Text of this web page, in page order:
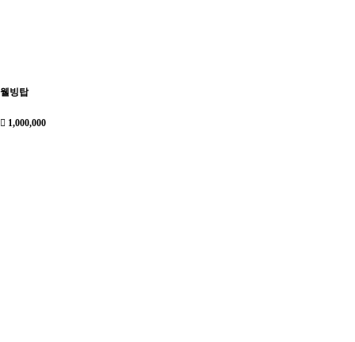
웰빙탑
1,000,000